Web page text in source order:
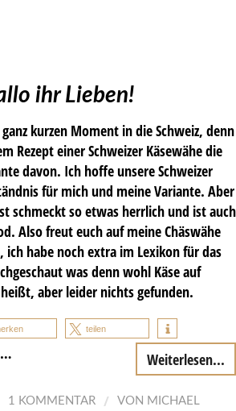
ihr Lieben!
kurzen Moment in die Schweiz, denn
Rezept einer Schweizer Käsewähe die
davon. Ich hoffe unsere Schweizer
für mich und meine Variante. Aber
schmeckt so etwas herrlich und ist auch
Also freut euch auf meine Chäswähe
ich habe noch extra im Lexikon für das
was denn wohl Käse auf
aber leider nichts gefunden.
teilen
… Weiterlesen...
1 KOMMENTAR / VON MICHAEL